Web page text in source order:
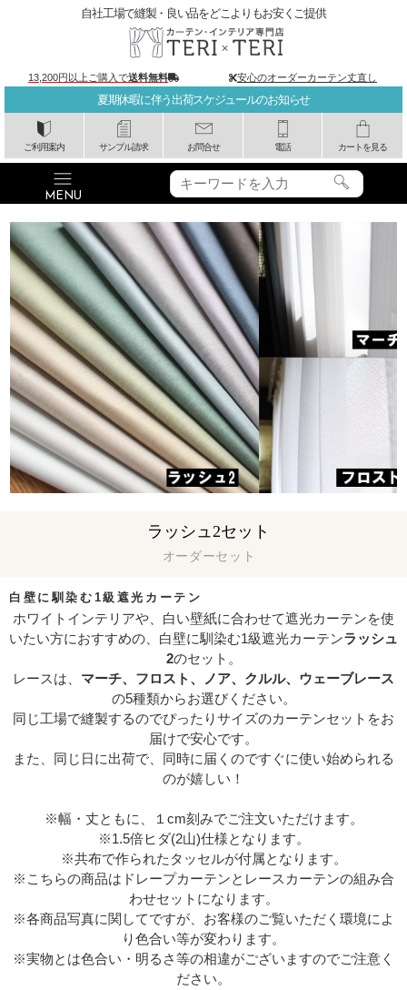
夏期休暇に伴う出荷スケジュールのお知らせ
ご利用案内 サンプル請求 お問合せ 電話 カートを見る
自社工場で縫製・良い品をどこよりもお安くご提供
13,200円以上ご購入で送料無料 安心のオーダーカーテン丈直し
白壁に馴染む1級遮光カーテン
オーダーセット
ラッシュ2セット
ホワイトインテリアや、白い壁紙に合わせて遮光カーテンを使
いたい方におすすめの、白壁に馴染む1級遮光カーテンラッシュ
2のセット。
レースは、 マーチ、フロスト、ノア、クルル、ウェーブレース
の5種類からお選びください。
同じ工場で縫製するのでぴったりサイズのカーテンセットをお
届けで安心です。
また、同じ日に出荷で、同時に届くのですぐに使い始められる
のが嬉しい！
※幅・丈ともに、１cm刻みでご注文いただけます。
※1.5倍ヒダ(2山)仕様となります。
※共布で作られたタッセルが付属となります。
※こちらの商品はドレープカーテンとレースカーテンの組み合
わせセットになります。
※各商品写真に関してですが、お客様のご覧いただく環境によ
り色合い等が変わります。
※実物とは色合い・明るさ等の相違がございますのでご注意く
ださい。